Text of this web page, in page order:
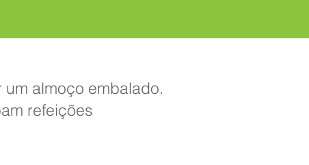
almoço embalado.
refeições